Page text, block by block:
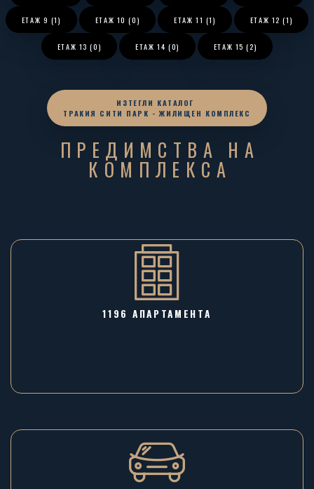
ЕТАЖ 9 (1) ЕТАЖ 10 (0) ЕТАЖ11 (1) ЕТАЖ 12 (1)
ЕТАЖ 13 (0) ЕТАЖ14 (0) ЕТАЖ 15 (2)
ИЗТЕГЛИ КАТАЛОГ
ТРАКИЯ СИТИ ПАРК - ЖИЛИЩЕН КОМПЛЕКС
ПРЕДИМСТВА НА
КОМПЛЕКСА
1196 AПАРТАМЕНТА